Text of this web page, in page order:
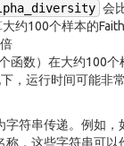
会
大约100个样本的
函数）在大约100
，运行时间可能非
符串传递。例如，
称，这些字符串可以